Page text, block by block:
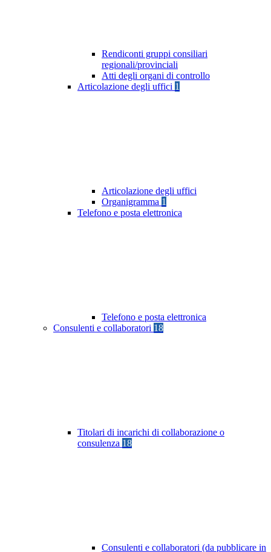
Rendiconti gruppi consiliari
regionali/provinciali
Atti degli organi di controllo
Articolazione degli uffici 1
Articolazione degli uffici
Organigramma 1
Telefono e posta elettronica
Telefono e posta elettronica
Consulenti e collaboratori 18
Titolari di incarichi di collaborazione o
consulenza 18
Consulenti e collaboratori (da pubblicare in